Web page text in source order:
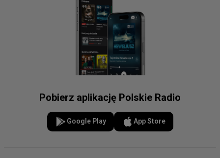
Pobierz aplikację Polskie Radio
Google Play App Store